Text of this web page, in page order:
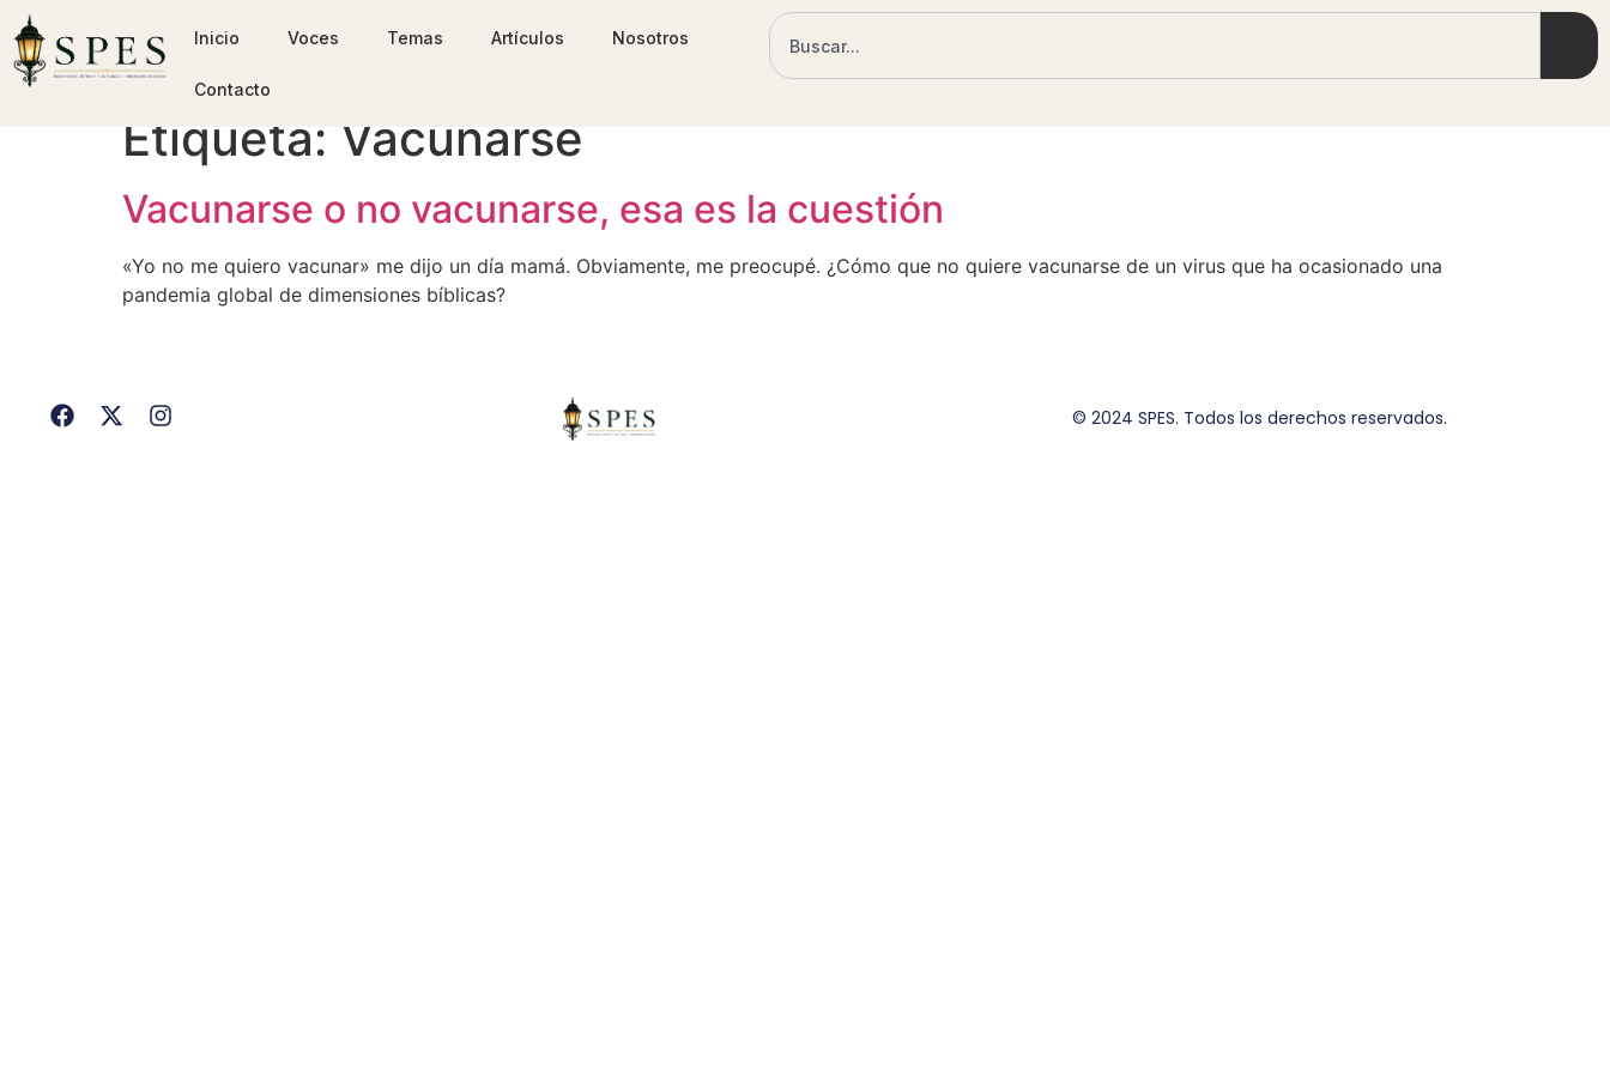
Inicio Voces Temas Artículos Nosotros
Contacto
Etiqueta: Vacunarse
Vacunarse o no vacunarse, esa es la cuestión
«Yo no me quiero vacunar» me dijo un día mamá. Obviamente, me preocupé. ¿Cómo que no quiere vacunarse de un virus que ha ocasionado una
pandemia global de dimensiones bíblicas?
© 2024 SPES. Todos los derechos reservados.